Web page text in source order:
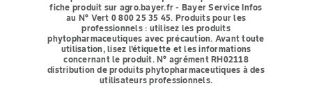
fiche produit sur agro.bayer.fr - Bayer Service Infos
au N° Vert 0 800 25 35 45. Produits pour les
professionnels : utilisez les produits
phytopharmaceutiques avec précaution. Avant toute
utilisation, lisez l'étiquette et les informations
concernant le produit. N° agrément RH02118
distribution de produits phytopharmaceutiques à des
utilisateurs professionnels.